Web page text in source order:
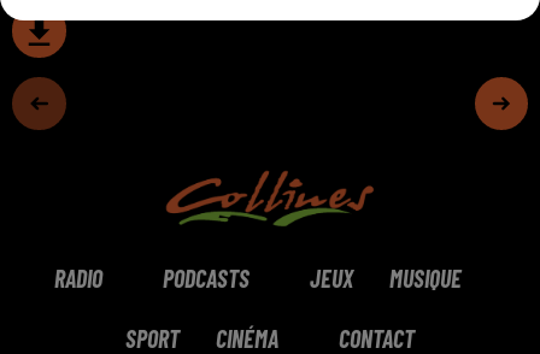
RADIO PODCASTS JEUX MUSIQUE
SPORT CINÉMA CONTACT